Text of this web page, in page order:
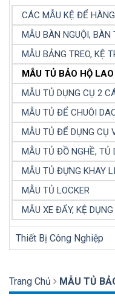
CÁC MẪU KỆ ĐỂ
MẪU BÀN NGUỘI, BÀN
MẪU BẢNG TREO, KỆ
MẪU TỦ BẢO HỘ
MẪU TỦ DỤNG CỤ 2
MẪU TỦ ĐỂ CHUÔI
MẪU TỦ ĐỂ DỤNG CỤ
MẪU TỦ ĐỒ NGHỀ, TỦ
MẪU TỦ ĐỰNG KHAY
MẪU TỦ LOCKER
MẪU XE ĐẨY, KỆ DỤNG
Thiết Bị Công Nghiệp
Trang Chủ MẪU TỦ